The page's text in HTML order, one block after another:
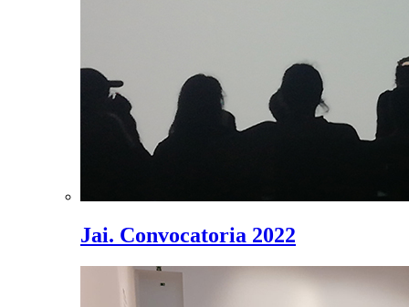
Jai. Convocatoria 2022